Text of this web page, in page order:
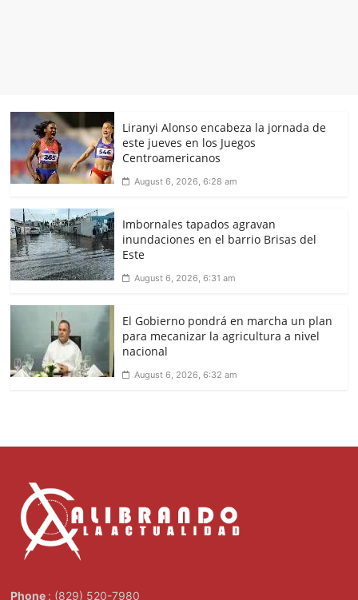
Liranyi Alonso encabeza la jornada de
este jueves en los Juegos
Centroamericanos
August 6, 2026, 6:28 am
Imbornales tapados agravan
inundaciones en el barrio Brisas del
Este
August 6, 2026, 6:31 am
El Gobierno pondrá en marcha un plan
para mecanizar la agricultura a nivel
nacional
August 6, 2026, 6:32 am
Phone : (829) 520-7980